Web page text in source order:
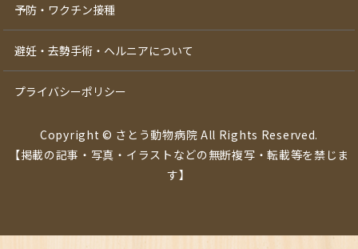
予防・ワクチン接種
避妊・去勢手術・ヘルニアについて
プライバシーポリシー
Copyright © さとう動物病院 All Rights Reserved.
【掲載の記事・写真・イラストなどの無断複写・転載等を禁じま
す】